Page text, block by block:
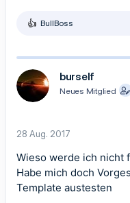
R
k
t
i
n
:
BullBoss
burself
Neues Mitglied
28 Aug. 2017
Wieso werde ich nicht
Habe mich doch
Template austesten